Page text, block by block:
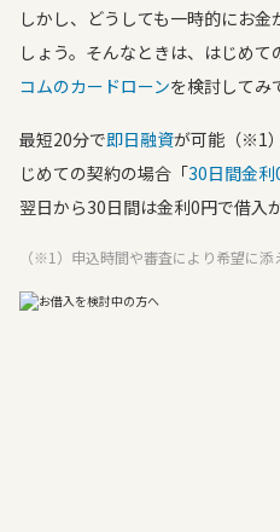
しかし、どうしても一時的にお
しょう。そんなときは、はじめ
コムのカードローンを検討してみ
最短20分で即日融資が可能（※1
じめての契約の場合「30日間金
翌日から30日間は金利0円で借入
（※1）申込時間や審査により希望に添